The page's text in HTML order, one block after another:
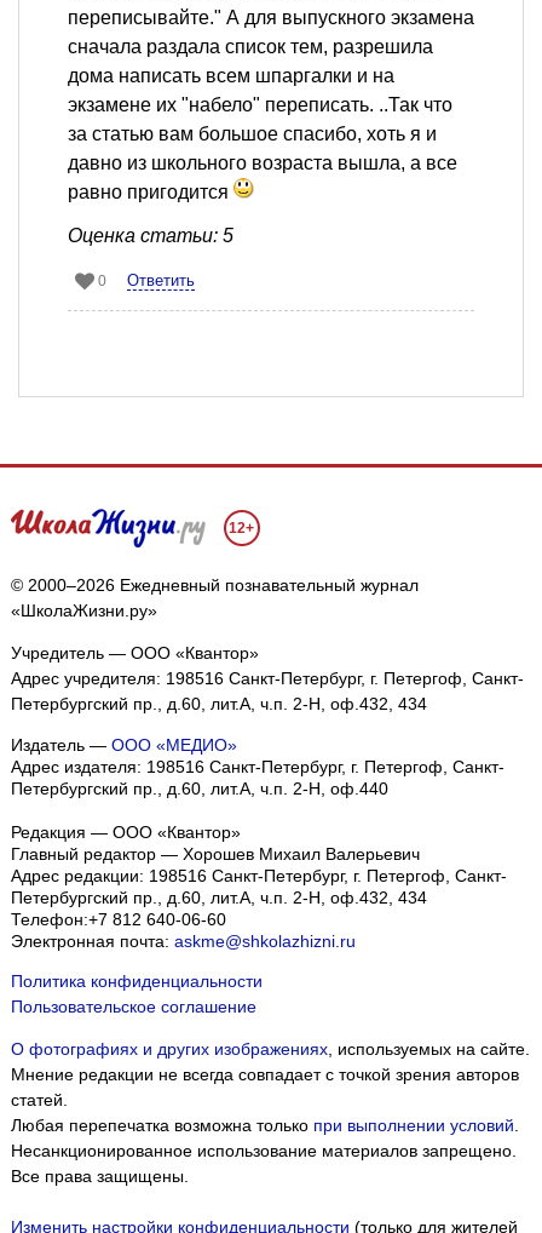
переписывайте." А для выпускного экзамена
сначала раздала список тем, разрешила
дома написать всем шпаргалки и на
экзамене их "набело" переписать. ..Так что
за статью вам большое спасибо, хоть я и
давно из школьного возраста вышла, а все
равно пригодится
Оценка статьи: 5
0 Ответить
12+
© 2000–2026 Ежедневный познавательный журнал
«ШколаЖизни.ру»
Учредитель — ООО «Квантор»
Адрес учредителя: 198516 Санкт-Петербург, г. Петергоф, Санкт-
Петербургский пр., д.60, лит.А, ч.п. 2-Н, оф.432, 434
Издатель — ООО «МЕДИО»
Адрес издателя: 198516 Санкт-Петербург, г. Петергоф, Санкт-
Петербургский пр., д.60, лит.А, ч.п. 2-Н, оф.440
Редакция — ООО «Квантор»
Главный редактор — Хорошев Михаил Валерьевич
Адрес редакции: 198516 Санкт-Петербург, г. Петергоф Санкт-
Петербургский пр., д.60, лит.А, ч.п. 2-Н, оф.432, 434
Телефон:+7 812 640-06-60
Электронная почта: askme@shkolazhizni.ru
Политика конфиденциальности
Пользовательское соглашение
О фотографиях и других изображениях, используемых на сайте.
Мнение редакции не всегда совпадает с точкой зрения авторов
статей.
Любая перепечатка возможна только при выполнении условий
Несанкционированное использование материалов запрещено.
Все права защищены.
Изменить настройки конфиденциальности (только для жителей